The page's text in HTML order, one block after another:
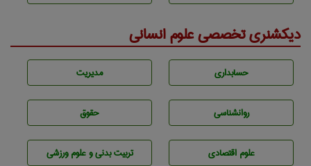
دیکشنری تخصصی علوم انسانی
حسابداری مديريت
روانشناسی حقوق
علوم اقتصادی تربيت بدنی و علوم ورزشی